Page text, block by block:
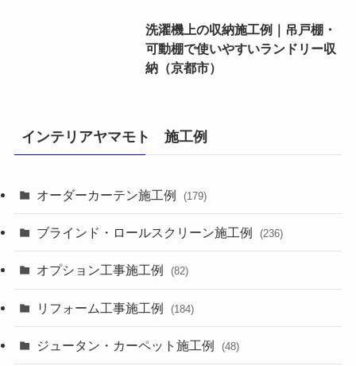
洗濯機上の収納施工例｜吊戸棚・
可動棚で使いやすいランドリー収
納（京都市）
インテリアヤマモト 施工例
オーダーカーテン施工例 (179)
ブラインド・ロールスクリーン施工例 (236)
オプション工事施工例 (82)
リフォーム工事施工例 (184)
ジュータン・カーペット施工例 (48)